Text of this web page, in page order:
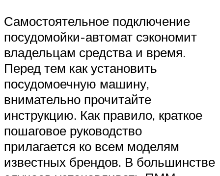
Самостоятельное подключение
посудомойки-автомат сэкономит
владельцам средства и время.
Перед тем как установить
посудомоечную машину,
внимательно прочитайте
инструкцию. Как правило, краткое
пошаговое руководство
прилагается ко всем моделям
известных брендов. В большинстве